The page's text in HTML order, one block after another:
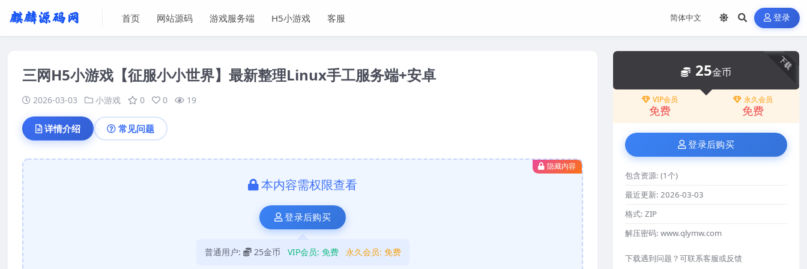
首页 网站源码 游戏服务端 H5小游戏 客服 登录
三网H5小游戏【征服小小世界】最新整理Linux手工服务端+安卓
2026-03-03 小游戏 0 0 19
详情介绍 常见问题
隐藏内容
本内容需权限查看
登录后购买
普通用户: 25金币 VIP会员: 免费 永久会员: 免费
下载
25金币
VIP会员
免费
永久会员
免费
登录后购买
包含资源: (1个)
最近更新: 2026-03-03
格式: ZIP
解压密码: www.qlymw.com
下载遇到问题？可联系客服或反馈